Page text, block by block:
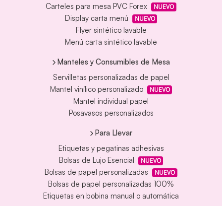
Carteles para mesa PVC Forex NUEVO
Display carta menú NUEVO
Flyer sintético lavable
Menú carta sintético lavable
Manteles y Consumibles de Mesa
Servilletas personalizadas de papel
Mantel vinílico personalizado
NUEVO
Mantel individual papel
Posavasos personalizados
Para Llevar
Etiquetas y pegatinas adhesivas
Bolsas de Lujo Esencial
NUEVO
Bolsas de papel personalizadas NUEVO
Bolsas de papel personalizadas 100%
Etiquetas en bobina manual o automática